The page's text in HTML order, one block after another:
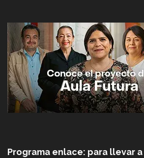
Programa enlace: para llevar